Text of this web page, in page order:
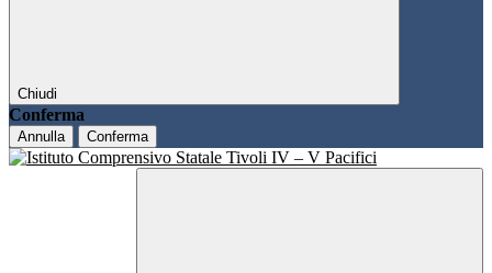
Chiudi
Conferma
Annulla Conferma